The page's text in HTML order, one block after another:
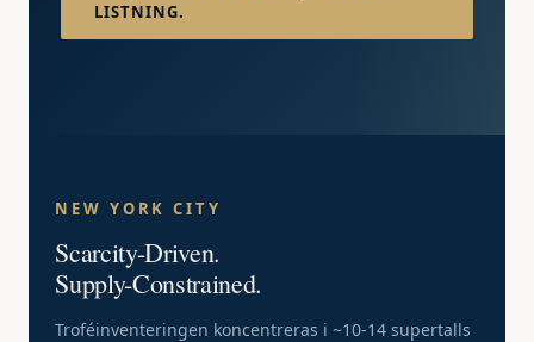
LISTNING.
NEW YORK CITY
Scarcity-Driven.
Supply-Constrained.
Troféinventeringen koncentreras i ~10-14 supertalls